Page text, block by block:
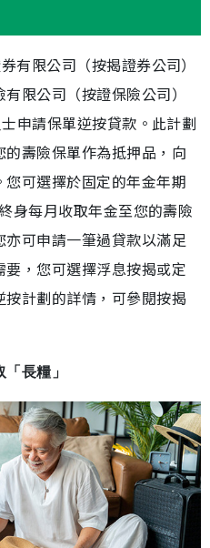
有限公司（按揭證券公司）
限公司（按證保險公司）
申請保單逆按貸款。此計劃
壽險保單作為抵押品，向
可選擇於固定的年金年期
身每月收取年金至您的壽險
可申請一筆過貸款以滿足
，您可選擇浮息按揭或定
計劃的詳情，可參閱按揭
長糧」